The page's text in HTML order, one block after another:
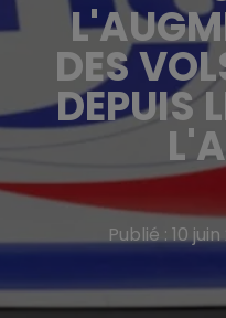
DES
DEPUIS
Publié : 10